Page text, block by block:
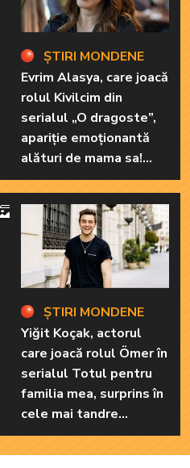
ȘTIRI MONDENE
Evrim Alasya, care joacă
rolul Kivilcim din
serialul „O dragoste”,
apariție emoționantă
alături de mama sa!
Iată cum arată cea mai
importantă persoană
din viața renumitei
actrițe
ȘTIRI MONDENE
Yiğit Koçak, actorul
care joacă rolul Ömer în
serialul Totul pentru
familia mea, surprins în
cele mai tandre
ipostaze! Ele sunt
marile sale iubiri